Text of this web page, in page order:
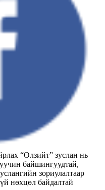
“Өлзийт” зуслан нь
байшингуудтай,
зориулалтаар
нөхцөл байдалтай